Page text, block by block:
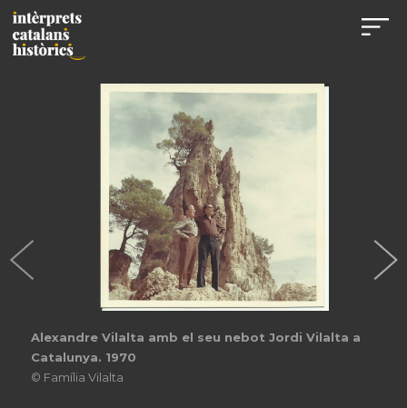
Alexandre Vilalta amb el seu nebot Jordi Vilalta a
Catalunya. 1970
© Família Vilalta